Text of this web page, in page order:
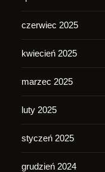
czerwiec 2025
kwiecień 2025
marzec 2025
luty 2025
styczeń 2025
grudzień 2024